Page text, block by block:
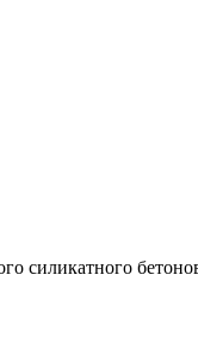
силикатного